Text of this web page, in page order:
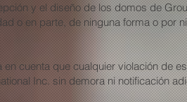
y el diseño de los domos de
o en parte, de ninguna forma o por
en cuenta que cualquier violación de
Inc. sin demora ni notificación